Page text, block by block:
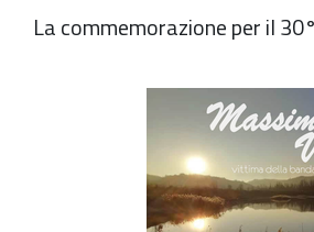
La commemorazione per il
https://
massimiliano-